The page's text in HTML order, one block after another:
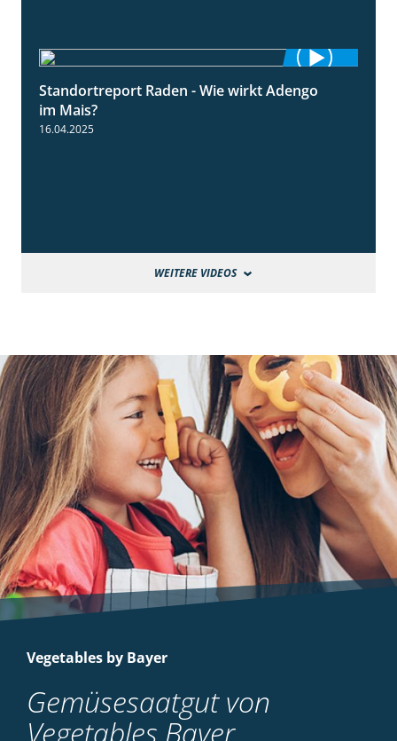
5:53
Standortreport Raden - Wie wirkt Adengo
im Mais?
16.04.2025
WEITERE VIDEOS
Vegetables by Bayer
Gemüsesaatgut von
Vegetables Bayer